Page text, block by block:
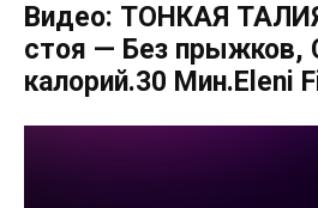
Видео: ТОНКАЯ
стоя — Без прыжков,
калорий.30 Мин.Eleni